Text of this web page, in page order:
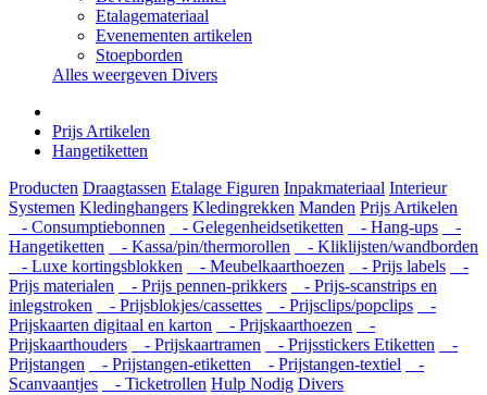
Etalagemateriaal
Evenementen artikelen
Stoepborden
Alles weergeven Divers
Prijs Artikelen
Hangetiketten
Producten Draagtassen Etalage Figuren Inpakmateriaal Interieur
Systemen Kledinghangers Kledingrekken Manden Prijs Artikelen
- Consumptiebonnen
- Gelegenheidsetiketten - Hang-ups
-
Hangetiketten
- Kassa/pin/thermorollen
- Kliklijsten/wandborden
- Luxe kortingsblokken
- Meubelkaarthoezen - Prijs labels
-
Prijs materialen
- Prijs pennen-prikkers
- Prijs-scanstrips en
inlegstroken
- Prijsblokjes/cassettes - Prijsclips/popclips
-
Prijskaarten digitaal en karton
- Prijskaarthoezen
-
Prijskaarthouders
- Prijskaartramen - Prijsstickers Etiketten
-
Prijstangen
- Prijstangen-etiketten - Prijstangen-textiel
-
Scanvaantjes
- Ticketrollen Hulp Nodig Divers